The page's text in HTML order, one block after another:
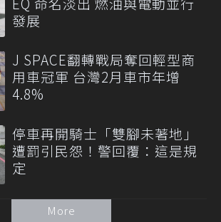
發展
J SPACE翻轉戰局奪回輕型商
用車冠軍 台灣2月車市年增
4.8%
停車再開騎士「雙腳未著地」
遭罰引民怨！警回覆：這是規
定
More